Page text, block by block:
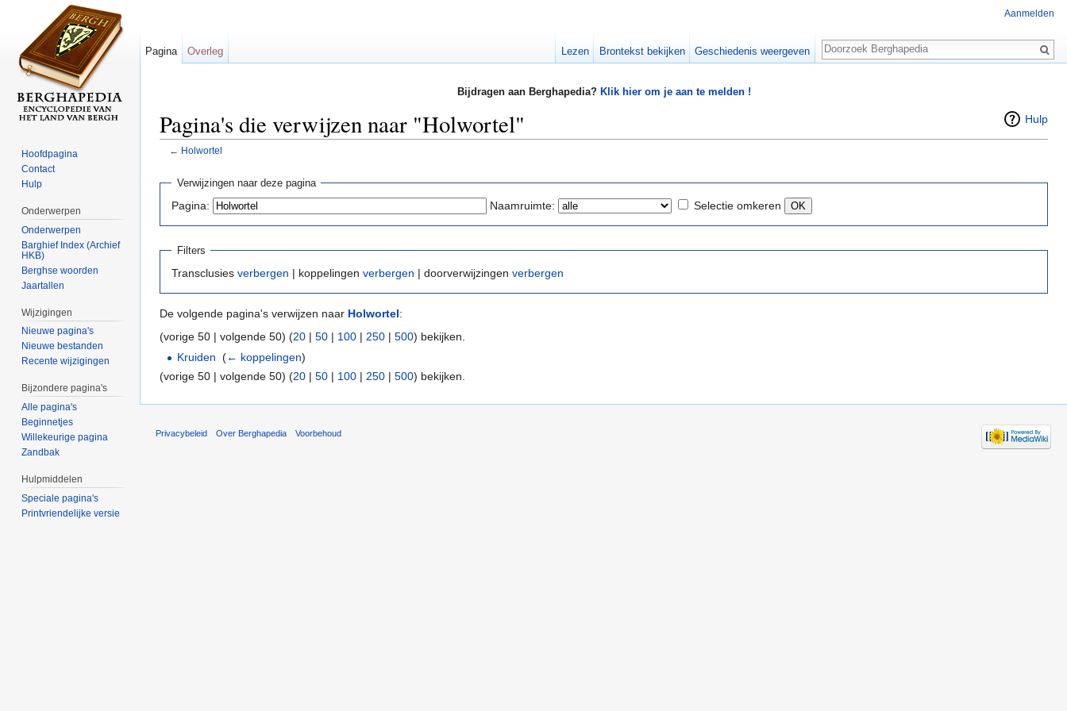
Bijdragen aan Berghapedia? Klik hier om je aan te melden !
Hulp
Pagina's die verwijzen naar "Holwortel"
← Holwortel
Verwijzingen naar deze pagina
Pagina: Naamruimte: Selectie omkeren
Filters
Transclusies verbergen | koppelingen verbergen | doorverwijzingen verbergen
De volgende pagina's verwijzen naar Holwortel:
(vorige 50 | volgende 50) (20 | 50 | 100 | 250 | 500) bekijken.
Kruiden ‎(← koppelingen)
(vorige 50 | volgende 50) (20 | 50 | 100 | 250 | 500) bekijken.
Aanmelden
Pagina Overleg Lezen Brontekst bekijken Geschiedenis weergeven
Zoeken
Hoofdpagina
Contact
Hulp
Onderwerpen
Onderwerpen
Barghief Index (Archief
HKB)
Berghse woorden
Jaartallen
Wijzigingen
Nieuwe pagina's
Nieuwe bestanden
Recente wijzigingen
Bijzondere pagina's
Alle pagina's
Beginnetjes
Willekeurige pagina
Zandbak
Hulpmiddelen
Speciale pagina's
Printvriendelijke versie
Privacybeleid Over Berghapedia Voorbehoud